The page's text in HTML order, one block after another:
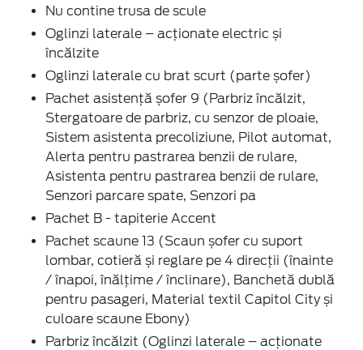
Nu contine trusa de scule
Oglinzi laterale – acționate electric și
încălzite
Oglinzi laterale cu brat scurt (parte șofer)
Pachet asistență șofer 9 (Parbriz încălzit,
Stergatoare de parbriz, cu senzor de ploaie,
Sistem asistenta precoliziune, Pilot automat,
Alerta pentru pastrarea benzii de rulare,
Asistenta pentru pastrarea benzii de rulare,
Senzori parcare spate, Senzori pa
Pachet B - tapiterie Accent
Pachet scaune 13 (Scaun șofer cu suport
lombar, cotieră și reglare pe 4 direcții (înainte
/ înapoi, înălțime / înclinare), Banchetă dublă
pentru pasageri, Material textil Capitol City și
culoare scaune Ebony)
Parbriz încălzit (Oglinzi laterale – acționate